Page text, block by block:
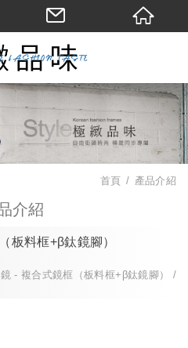
介紹
首頁 產品介紹
板料框+β鈦鏡腳）
- 複合式鏡框（板料框+β鈦鏡腳）